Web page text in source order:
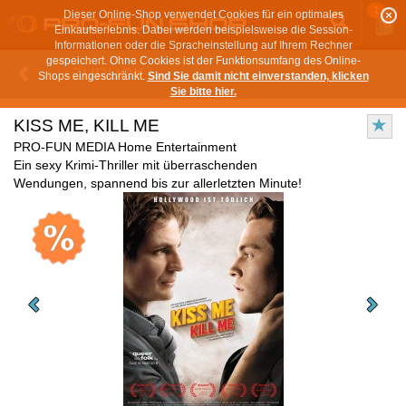
Dieser Online-Shop verwendet Cookies für ein optimales
Einkaufserlebnis. Dabei werden beispielsweise die Session-
Informationen oder die Spracheinstellung auf Ihrem Rechner
gespeichert. Ohne Cookies ist der Funktionsumfang des Online-
Shops eingeschränkt. Sind Sie damit nicht einverstanden, klicken
Sie bitte hier.
1
ZURÜCK
KISS ME, KILL ME
PRO-FUN MEDIA Home Entertainment
Ein sexy Krimi-Thriller mit überraschenden
Wendungen, spannend bis zur allerletzten Minute!